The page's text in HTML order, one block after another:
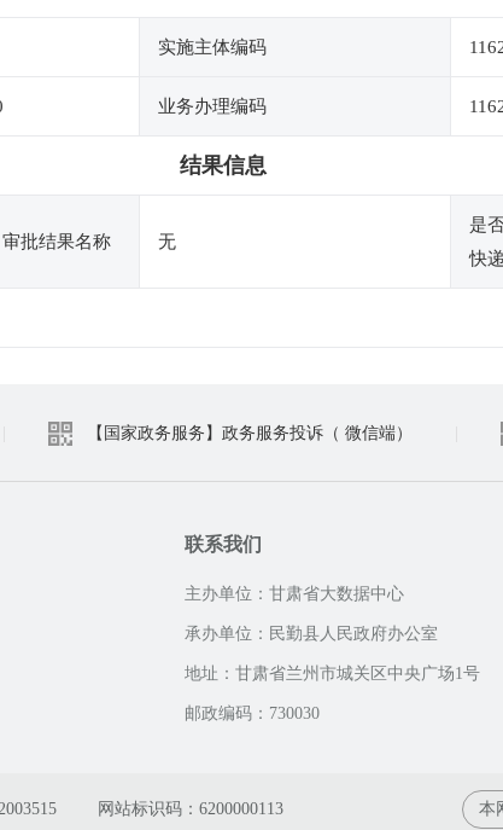
实施主体编码
业务办理编码
结果信息
审批结果名称 无
是
快递
【国家政务服务】政务服务投诉（ 微信端）
联系我们
主办单位：甘肃省大数据中心
承办单位：民勤县人民政府办公室
地址：甘肃省兰州市城关区中央广场1号
邮政编码：730030
网站标识码：6200000113 本